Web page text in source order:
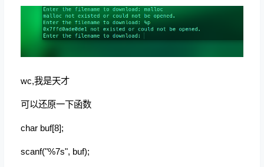
wc,我是天才
可以还原一下函数
char buf[8];
scanf("%7s", buf);